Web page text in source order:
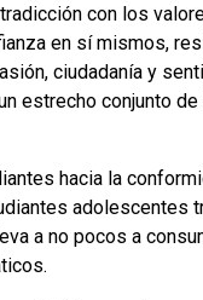
con los
en sí mismos,
ciudadanía y
estrecho conjunto
hacia la
adolescentes
a no pocos a